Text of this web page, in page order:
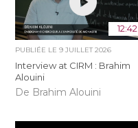
12:42
PUBLIÉE LE9 JUILLET 2026
Interview at CIRM : Brahim
Alouini
De Brahim Alouini